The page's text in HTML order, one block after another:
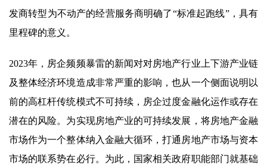
发商转型为不动产的经营服务商明确了“标准起跑线”，具有
里程碑的意义。
2023年，房企频频暴雷的新闻对对房地产行业上下游产业链
及整体经济环境造成非常严重的影响，也从一个侧面说明以
前的高杠杆传统模式不可持续，房企过度金融化运作或存在
潜在的风险。为实现房地产业的可持续发展，将房地产金融
市场作为一个整体纳入金融大循环，打通房地产市场与资本
市场的联系势在必行。为此，国家相关政府职能部门就基础